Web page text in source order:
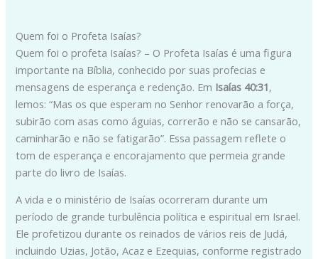
Quem foi o Profeta Isaías?
Quem foi o profeta Isaías? – O Profeta Isaías é uma figura
importante na Bíblia, conhecido por suas profecias e
mensagens de esperança e redenção. Em Isaías 40:31,
lemos: “Mas os que esperam no Senhor renovarão a força,
subirão com asas como águias, correrão e não se cansarão,
caminharão e não se fatigarão”. Essa passagem reflete o
tom de esperança e encorajamento que permeia grande
parte do livro de Isaías.
A vida e o ministério de Isaías ocorreram durante um
período de grande turbulência política e espiritual em Israel.
Ele profetizou durante os reinados de vários reis de Judá,
incluindo Uzias, Jotão, Acaz e Ezequias, conforme registrado